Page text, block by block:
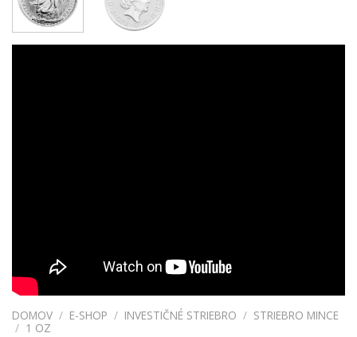
DOMOV / E-SHOP / INVESTIČNÉ STRIEBRO / STRIEBRO MINCE
/ 1 OZ